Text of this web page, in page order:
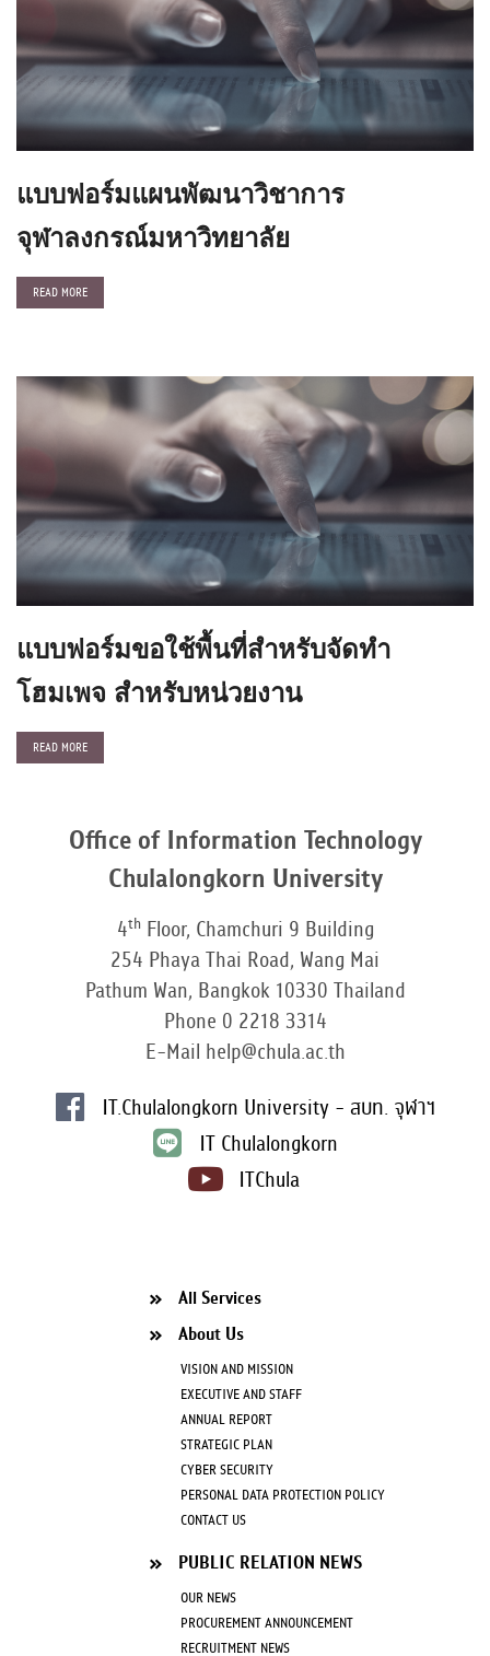
แบบฟอร์มแผนพัฒนาวิชาการ
จุฬาลงกรณ์มหาวิทยาลัย
READ MORE
แบบฟอร์มขอใช้พื้นที่สำหรับจัดทำ
โฮมเพจ สำหรับหน่วยงาน
READ MORE
Office of Information Technology
Chulalongkorn University
4thFloor, Chamchuri 9 Building
254 Phaya Thai Road, Wang Mai
Pathum Wan, Bangkok 10330 Thailand
Phone 0 2218 3314
E-Mail help@chula.ac.th
IT.Chulalongkorn University - สบท. จุฬาฯ
IT Chulalongkorn
ITChula
All Services
About Us
VISION AND MISSION
EXECUTIVE AND STAFF
ANNUAL REPORT
STRATEGIC PLAN
CYBER SECURITY
PERSONAL DATA PROTECTION POLICY
CONTACT US
PUBLIC RELATION NEWS
OUR NEWS
PROCUREMENT ANNOUNCEMENT
RECRUITMENT NEWS